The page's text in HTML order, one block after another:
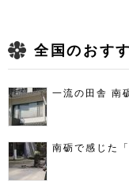
全国のおす
一流の田舎 南
南砺で感じた